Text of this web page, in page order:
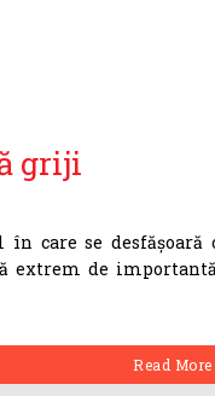
griji
în care se desfășoară
extrem de
Read More